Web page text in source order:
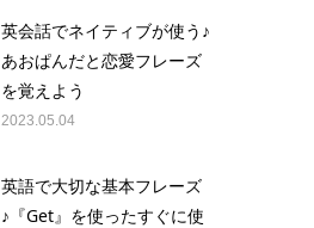
英会話でネイティブが使う♪
あおぱんだと恋愛フレーズ
を覚えよう
2023.05.04
英語で大切な基本フレーズ
♪『Get』を使ったすぐに使